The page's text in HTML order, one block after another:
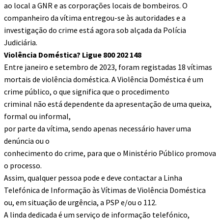
ao local a GNR e as corporações locais de bombeiros. O
companheiro da vítima entregou-se às autoridades e a
investigação do crime está agora sob alçada da Polícia
Judiciária.
Violência Doméstica? Ligue 800 202 148
Entre janeiro e setembro de 2023, foram registadas 18 vítimas
mortais de violência doméstica. A Violência Doméstica é um
crime público, o que significa que o procedimento
criminal não está dependente da apresentação de uma queixa,
formal ou informal,
por parte da vítima, sendo apenas necessário haver uma
denúncia ou o
conhecimento do crime, para que o Ministério Público promova
o processo.
Assim, qualquer pessoa pode e deve contactar a Linha
Telefónica de Informação às Vítimas de Violência Doméstica
ou, em situação de urgência, a PSP e/ou o 112.
A linda dedicada é um serviço de informação telefónico,